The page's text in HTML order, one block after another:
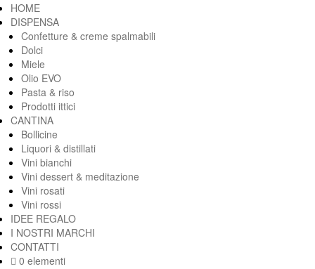
HOME
DISPENSA
Confetture & creme spalmabili
Dolci
Miele
Olio EVO
Pasta & riso
Prodotti ittici
CANTINA
Bollicine
Liquori & distillati
Vini bianchi
Vini dessert & meditazione
Vini rosati
Vini rossi
IDEE REGALO
I NOSTRI MARCHI
CONTATTI
0 elementi